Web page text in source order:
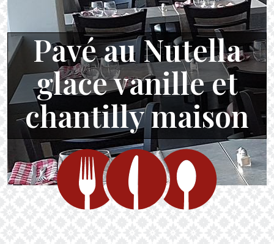
Pavé au Nutella
glace vanille et
chantilly maison